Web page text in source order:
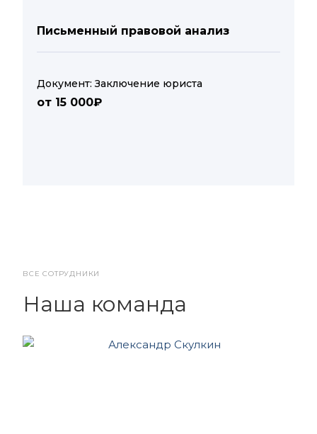
Письменный правовой анализ
Документ: Заключение юриста
от 15 000₽
ВСЕ СОТРУДНИКИ
Наша команда